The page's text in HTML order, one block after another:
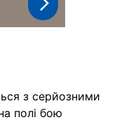
з серйозними
полі бою